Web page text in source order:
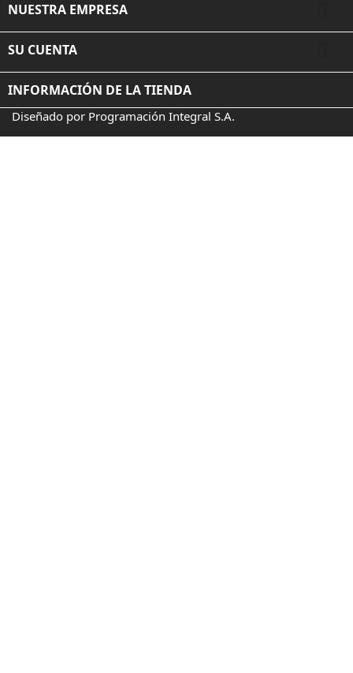
NUESTRA EMPRESA
SU CUENTA
INFORMACIÓN DE LA TIENDA
Diseñado por Programación Integral S.A.